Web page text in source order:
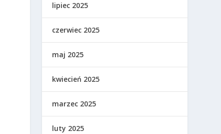
lipiec 2025
czerwiec 2025
maj 2025
kwiecień 2025
marzec 2025
luty 2025